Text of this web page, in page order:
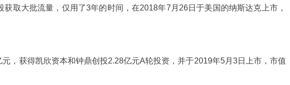
取大批流量，仅用了3年的时间，在2018年7月26日于美国的纳斯达克上市，
，获得凯欣资本和钟鼎创投2.28亿元A轮投资，并于2019年5月3日上市，市值